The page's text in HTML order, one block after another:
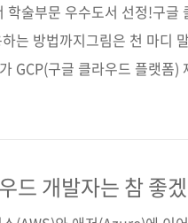
..
학술부문 우수도서 선정!구글
는 방법까지그림은 천 마디
GCP(구글 클라우드 플랫폼
시각화 자료들로 요약한 책
, 데이터베이스, 데이터 분석
드 개발자는 참 좋